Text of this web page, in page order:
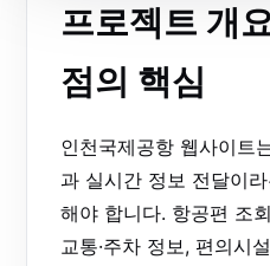
프로젝트 개
점의 핵심
인천국제공항 웹사이트
과 실시간 정보 전달이
해야 합니다. 항공편 조
교통·주차 정보, 편의시